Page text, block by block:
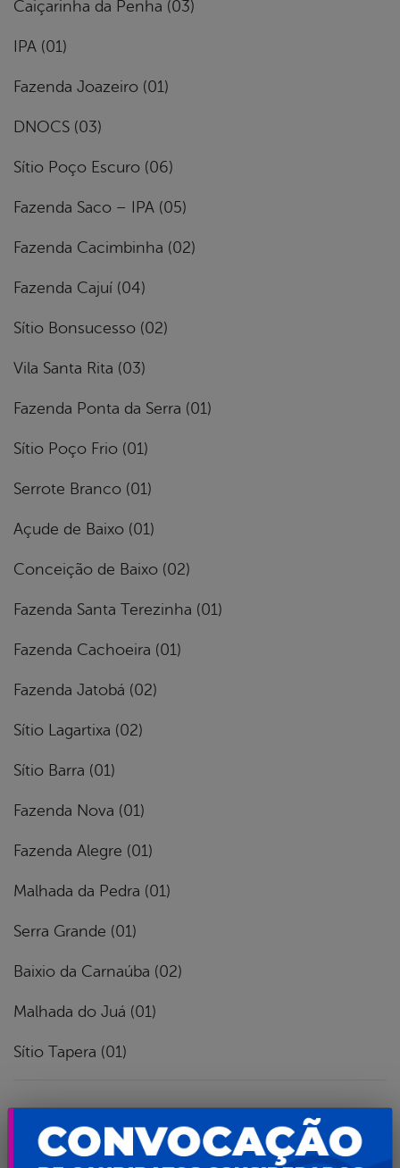
Caiçarinha da Penha (03)
IPA (01)
Fazenda Joazeiro (01)
DNOCS (03)
Sítio Poço Escuro (06)
Fazenda Saco – IPA (05)
Fazenda Cacimbinha (02)
Fazenda Cajuí (04)
Sítio Bonsucesso (02)
Vila Santa Rita (03)
Fazenda Ponta da Serra (01)
Sítio Poço Frio (01)
Serrote Branco (01)
Açude de Baixo (01)
Conceição de Baixo (02)
Fazenda Santa Terezinha (01)
Fazenda Cachoeira (01)
Fazenda Jatobá (02)
Sítio Lagartixa (02)
Sítio Barra (01)
Fazenda Nova (01)
Fazenda Alegre (01)
Malhada da Pedra (01)
Serra Grande (01)
Baixio da Carnaúba (02)
Malhada do Juá (01)
Sítio Tapera (01)